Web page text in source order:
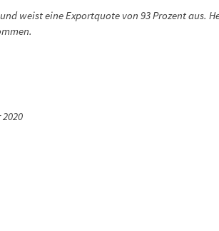
weist eine Exportquote von 93 Prozent aus.